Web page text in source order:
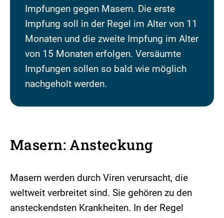
Impfungen gegen Masern. Die erste
Impfung soll in der Regel im Alter von 11
Monaten und die zweite Impfung im Alter
von 15 Monaten erfolgen. Versäumte
Impfungen sollen so bald wie möglich
nachgeholt werden.
Masern: Ansteckung
Masern werden durch Viren verursacht, die
weltweit verbreitet sind. Sie gehören zu den
ansteckendsten Krankheiten. In der Regel